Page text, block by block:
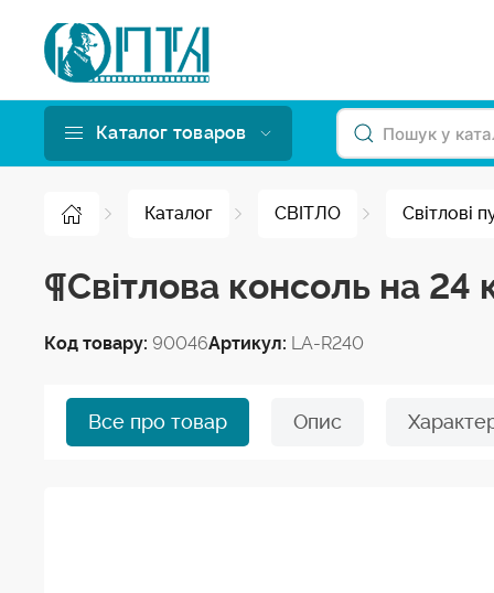
Каталог товаров
Каталог СВІТЛО Світлові
¶Світлова консоль на
Код товару: 90046Артикул: LA-R240
Все про товар Опис